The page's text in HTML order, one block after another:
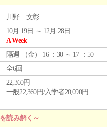
川野 文彰
10月 19日 ～ 12月 28日
A Week
隔週 （金） 16 ：30 ～ 17 ：50
全6回
22,360円
一般22,360円/入学者20,090円
読み解く～